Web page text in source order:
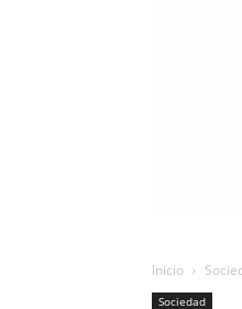
Inicio
Sociedad